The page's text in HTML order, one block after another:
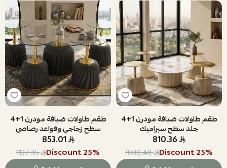
طقم طاولات ضيافة مودرن 1+4
سطح زجاجي وقواعد رصاصي
853.01
1137.35 Discount25%
طقم طاولات ضيافة مودرن 1+4
جلد سطح سيراميك
810.36
1080.48 Discount25%